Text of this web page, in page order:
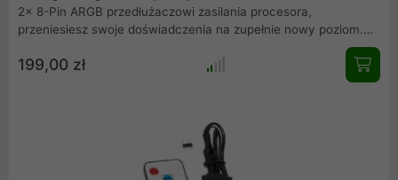
2x 8-Pin ARGB przedłużaczowi zasilania procesora,
przeniesiesz swoje doświadczenia na zupełnie nowy poziom.
zasilanie do twojego procesora, ale także wprowadza
199,00 zł